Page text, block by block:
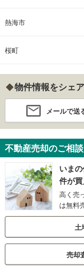
熱海市
桜町
物件情報をシェ
メールで送
不動産売却のご相談
いま
件が
高く売
は無料
土
売却